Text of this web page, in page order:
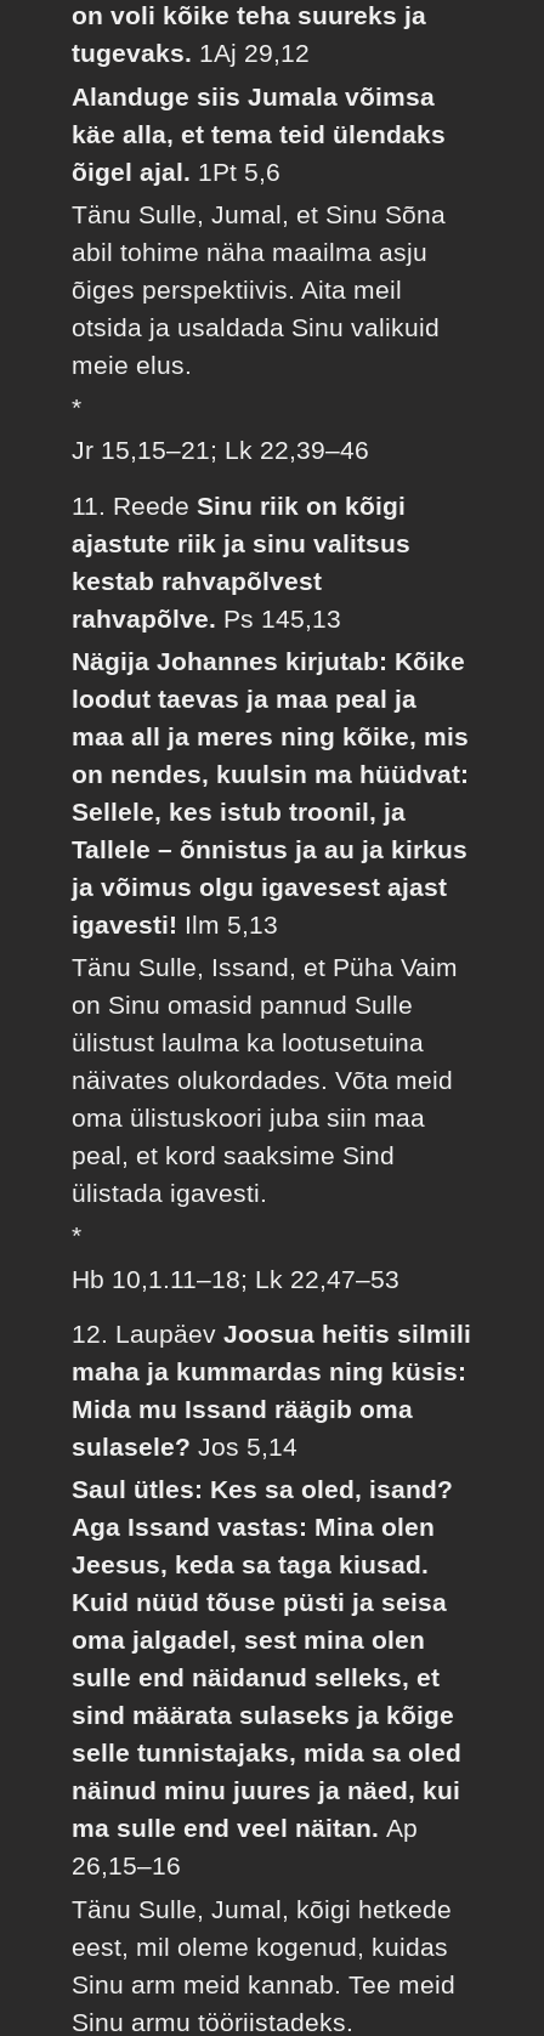
on voli kõike teha suureks ja
tugevaks. 1Aj 29,12
Alanduge siis Jumala võimsa
käe alla, et tema teid ülendaks
õigel ajal. 1Pt 5,6
Tänu Sulle, Jumal, et Sinu Sõna
abil tohime näha maailma asju
õiges perspektiivis. Aita meil
otsida ja usaldada Sinu valikuid
meie elus.
*
Jr 15,15–21; Lk 22,39–46
11. ReedeSinu riik on kõigi
ajastute riik ja sinu valitsus
kestab rahvapõlvest
rahvapõlve. Ps 145,13
Nägija Johannes kirjutab: Kõike
loodut taevas ja maa peal ja
maa all ja meres ning kõike, mis
on nendes, kuulsin ma hüüdvat:
Sellele, kes istub troonil, ja
Tallele – õnnistus ja au ja kirkus
ja võimus olgu igavesest ajast
igavesti! Ilm 5,13
Tänu Sulle, Issand, et Püha Vaim
on Sinu omasid pannud Sulle
ülistust laulma ka lootusetuina
näivates olukordades. Võta meid
oma ülistuskoori juba siin maa
peal, et kord saaksime Sind
ülistada igavesti.
*
Hb 10,1.11–18; Lk 22,47–53
12. LaupäevJoosua heitis silmili
maha ja kummardas ning küsis:
Mida mu Issand räägib oma
sulasele?Jos 5,14
Saul ütles: Kes sa oled, isand?
Aga Issand vastas: Mina olen
Jeesus, keda sa taga kiusad.
Kuid nüüd tõuse püsti ja seisa
oma jalgadel, sest mina olen
sulle end näidanud selleks, et
sind määrata sulaseks ja kõige
selle tunnistajaks, mida sa oled
näinud minu juures ja näed, kui
ma sulle end veel näitan.Ap
26,15–16
Tänu Sulle, Jumal, kõigi hetkede
eest, mil oleme kogenud, kuidas
Sinu arm meid kannab. Tee meid
Sinu armu tööriistadeks.